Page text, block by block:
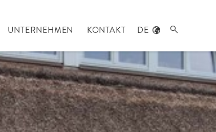
UNTERNEHMEN KONTAKT DE 